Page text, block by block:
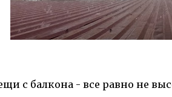
с балкона - все равно не